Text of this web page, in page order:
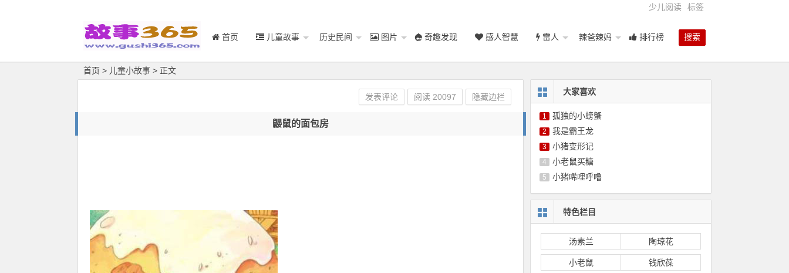
少儿阅读 标签
搜索
首页 儿童故事 历史民间 图片 奇趣发现 感人智慧 雷人 辣爸辣妈 排行榜
首页 > 儿童小故事 > 正文
鼹鼠的面包房
发表评论 阅读 20097 隐藏边栏
大家喜欢
1 孤独的小螃蟹
2 我是霸王龙
3 小猪变形记
4 小老鼠买糖
5 小猪唏哩呼噜
特色栏目
汤素兰 陶琼花
小老鼠 钱欣葆